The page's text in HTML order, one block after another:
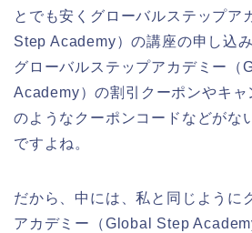
とでも安くグローバルステップア
Step Academy）の講座の申し込
グローバルステップアカデミー（
Academy）の割引クーポンやキ
のようなクーポンコードなどがな
ですよね。
だから、中には、私と同じように
アカデミー（Global Step